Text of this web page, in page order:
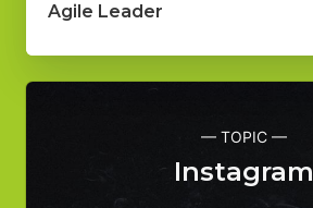
Agile Leader
— TOPIC —
Instagram